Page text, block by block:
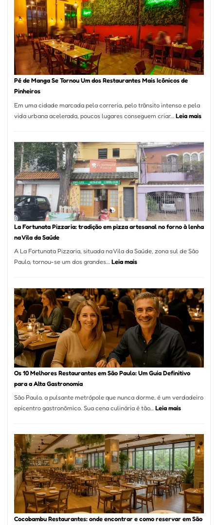
Pé de Manga Se Tornou Um dos Restaurantes Mais Icônicos de
Pinheiros
Em uma cidade marcada pela correria, pelo trânsito intenso e pela
vida urbana acelerada, poucos lugares conseguem criar… Leia mais:
Se
Um
dos
Mais
La Fortunata Pizzaria: tradição em pizza artesanal no forno à lenha
na Vila da Saúde
A La Fortunata Pizzaria, situada na Vila da Saúde, zona sul de São
Paulo, tornou-se um dos grandes…Leia mais:
Pizzaria:
tradição
em
pizza
artesanal
forno
à
Vila
da
Os 10 Melhores Restaurantes em São Paulo: Um Guia Definitivo
para a Alta Gastronomia
São Paulo, a pulsante metrópole que nunca dorme, é um verdadeiro
epicentro gastronômico. Sua cena culinária é tão… Leia mais:
Melhores
Restaurantes
em
São
Paulo:
Um
Guia
Definitivo
Cocobambu Restaurantes: onde encontrar e como reservar em São